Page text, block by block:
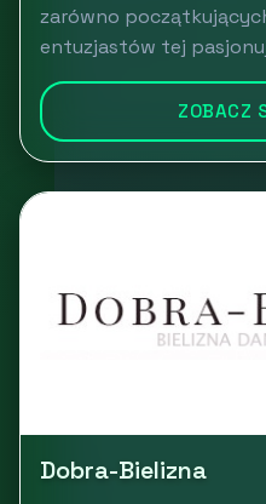
zarówno
entuzjastów tej
ZOBACZ
Dobra-Bielizna